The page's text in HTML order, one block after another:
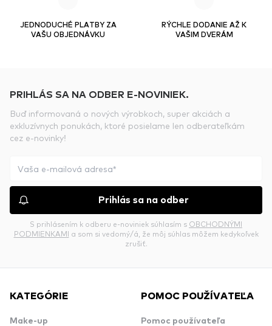
JEDNODUCHÉ PLATBY ZA
VAŠU OBJEDNÁVKU
RÝCHLE DODANIE AŽ K
VAŠIM DVERÁM
PRIHLÁS SA NA ODBER E-NOVINIEK.
Buď informovaná o nových výrobkoch, super akciách a
exkluzívnych ponukách, ktoré posielame len odberateľkám
cez e-novinky!
Prihlás sa na odber
S prihlásením k odberu e-noviniek súhlasím s OBCHODNÝMI
PODMIENKAMI a som si vedomý/á, že môj súhlas môžem kedykoľvek
zrušiť.
KATEGÓRIE
Make-up
POMOC POUŽÍVATEĽA
Pomoc používateľa